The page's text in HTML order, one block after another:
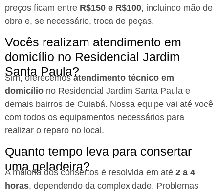
preços ficam entre R$150 e R$100, incluindo mão de
obra e, se necessário, troca de peças.
Vocês realizam atendimento em
domicílio no Residencial Jardim
Santa Paula?
Sim, oferecemosatendimento técnico em
domicílio no Residencial Jardim Santa Paula e
demais bairros de Cuiabá. Nossa equipe vai até você
com todos os equipamentos necessários para
realizar o reparo no local.
Quanto tempo leva para consertar
uma geladeira?
A maioria dos consertos é resolvida em até 2 a 4
horas, dependendo da complexidade. Problemas